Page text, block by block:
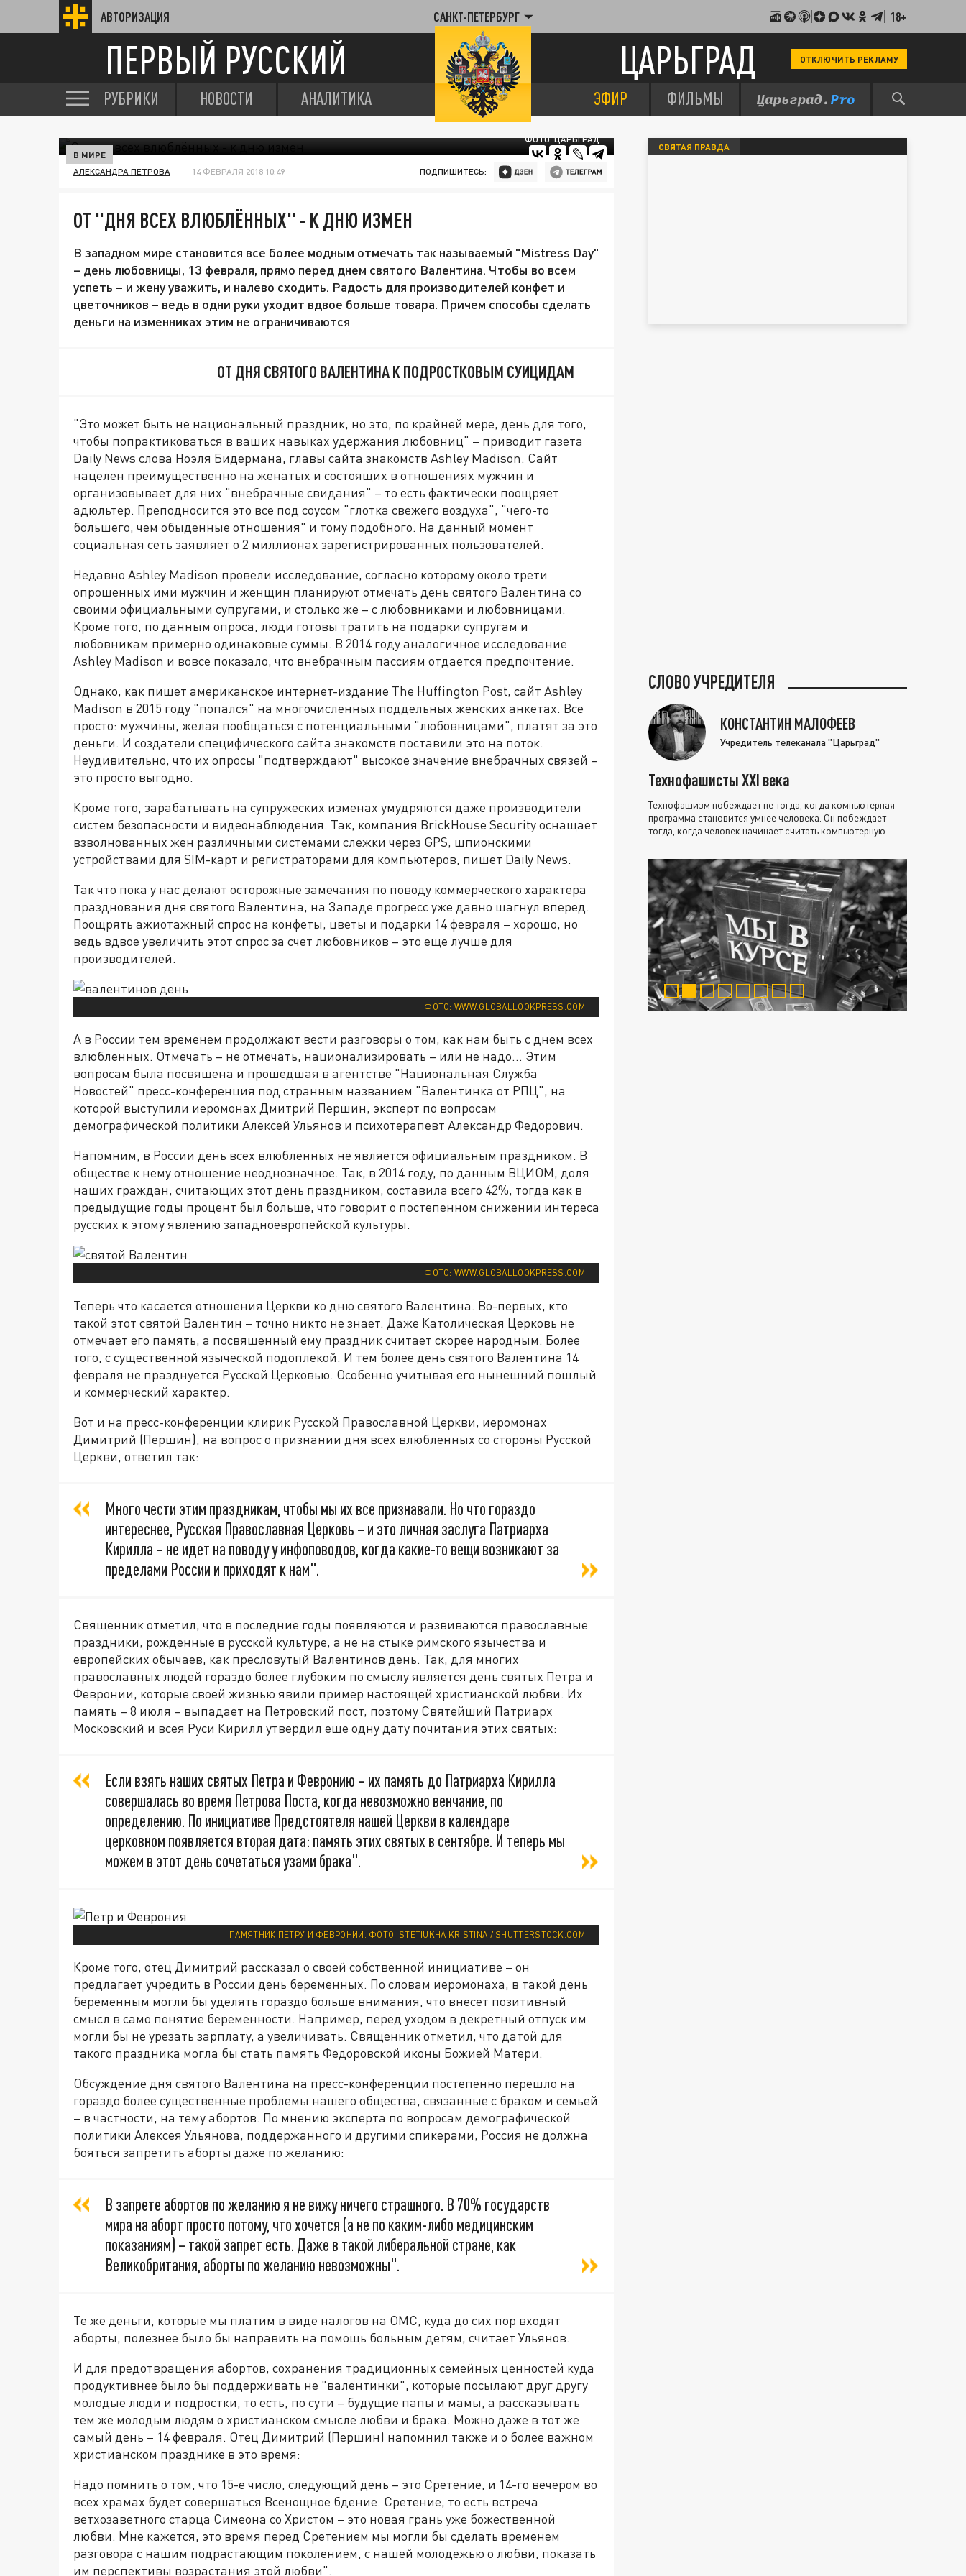
АВТОРИЗАЦИЯ САНКТ-ПЕТЕРБУРГ 18+
ПЕРВЫЙ РУССКИЙ ЦАРЬГРАД ОТКЛЮЧИТЬ РЕКЛАМУ
РУБРИКИ НОВОСТИ АНАЛИТИКА ЭФИР ФИЛЬМЫ
ФОТО: ЦАРЬГРАД
В МИРЕ
АЛЕКСАНДРА ПЕТРОВА 14 ФЕВРАЛЯ 2018 10:49 ПОДПИШИТЕСЬ:
ОТ "ДНЯ ВСЕХ ВЛЮБЛЁННЫХ" - К ДНЮ ИЗМЕН
В западном мире становится все более модным отмечать так называемый "Mistress Day"
– день любовницы, 13 февраля, прямо перед днем святого Валентина. Чтобы во всем
успеть – и жену уважить, и налево сходить. Радость для производителей конфет и
цветочников – ведь в одни руки уходит вдвое больше товара. Причем способы сделать
деньги на изменниках этим не ограничиваются
ОТ ДНЯ СВЯТОГО ВАЛЕНТИНА К ПОДРОСТКОВЫМ СУИЦИДАМ
"Это может быть не национальный праздник, но это, по крайней мере, день для того,
чтобы попрактиковаться в ваших навыках удержания любовниц" – приводит газета
Daily News слова Ноэля Бидермана, главы сайта знакомств Ashley Madison. Сайт
нацелен преимущественно на женатых и состоящих в отношениях мужчин и
организовывает для них "внебрачные свидания" – то есть фактически поощряет
адюльтер. Преподносится это все под соусом "глотка свежего воздуха", "чего-то
большего, чем обыденные отношения" и тому подобного. На данный момент
социальная сеть заявляет о 2 миллионах зарегистрированных пользователей.
Недавно Ashley Madison провели исследование, согласно которому около трети
опрошенных ими мужчин и женщин планируют отмечать день святого Валентина со
своими официальными супругами, и столько же – с любовниками и любовницами.
Кроме того, по данным опроса, люди готовы тратить на подарки супругам и
любовникам примерно одинаковые суммы. В 2014 году аналогичное исследование
Ashley Madison и вовсе показало, что внебрачным пассиям отдается предпочтение.
Однако, как пишет американское интернет-издание The Huffington Post, сайт Ashley
Madison в 2015 году "попался" на многочисленных поддельных женских анкетах. Все
просто: мужчины, желая пообщаться с потенциальными "любовницами", платят за это
деньги. И создатели специфического сайта знакомств поставили это на поток.
Неудивительно, что их опросы "подтверждают" высокое значение внебрачных связей –
это просто выгодно.
Кроме того, зарабатывать на супружеских изменах умудряются даже производители
систем безопасности и видеонаблюдения. Так, компания BrickHouse Security оснащает
взволнованных жен различными системами слежки через GPS, шпионскими
устройствами для SIM-карт и регистраторами для компьютеров, пишет Daily News.
Так что пока у нас делают осторожные замечания по поводу коммерческого характера
празднования дня святого Валентина, на Западе прогресс уже давно шагнул вперед.
Поощрять ажиотажный спрос на конфеты, цветы и подарки 14 февраля – хорошо, но
ведь вдвое увеличить этот спрос за счет любовников – это еще лучше для
производителей.
ФОТО: WWW.GLOBALLOOKPRESS.COM
А в России тем временем продолжают вести разговоры о том, как нам быть с днем всех
влюбленных. Отмечать – не отмечать, национализировать – или не надо… Этим
вопросам была посвящена и прошедшая в агентстве "Национальная Служба
Новостей" пресс-конференция под странным названием "Валентинка от РПЦ", на
которой выступили иеромонах Дмитрий Першин, эксперт по вопросам
демографической политики Алексей Ульянов и психотерапевт Александр Федорович.
Напомним, в России день всех влюбленных не является официальным праздником. В
обществе к нему отношение неоднозначное. Так, в 2014 году, по данным ВЦИОМ, доля
наших граждан, считающих этот день праздником, составила всего 42%, тогда как в
предыдущие годы процент был больше, что говорит о постепенном снижении интереса
русских к этому явлению западноевропейской культуры.
ФОТО: WWW.GLOBALLOOKPRESS.COM
Теперь что касается отношения Церкви ко дню святого Валентина. Во-первых, кто
такой этот святой Валентин – точно никто не знает. Даже Католическая Церковь не
отмечает его память, а посвященный ему праздник считает скорее народным. Более
того, с существенной языческой подоплекой. И тем более день святого Валентина 14
февраля не празднуется Русской Церковью. Особенно учитывая его нынешний пошлый
и коммерческий характер.
Вот и на пресс-конференции клирик Русской Православной Церкви, иеромонах
Димитрий (Першин), на вопрос о признании дня всех влюбленных со стороны Русской
Церкви, ответил так:
Много чести этим праздникам, чтобы мы их все признавали. Но что гораздо
интереснее, Русская Православная Церковь – и это личная заслуга Патриарха
Кирилла – не идет на поводу у инфоповодов, когда какие-то вещи возникают за
пределами России и приходят к нам".
Священник отметил, что в последние годы появляются и развиваются православные
праздники, рожденные в русской культуре, а не на стыке римского язычества и
европейских обычаев, как пресловутый Валентинов день. Так, для многих
православных людей гораздо более глубоким по смыслу является день святых Петра и
Февронии, которые своей жизнью явили пример настоящей христианской любви. Их
память – 8 июля – выпадает на Петровский пост, поэтому Святейший Патриарх
Московский и всея Руси Кирилл утвердил еще одну дату почитания этих святых:
Если взять наших святых Петра и Февронию – их память до Патриарха Кирилла
совершалась во время Петрова Поста, когда невозможно венчание, по
определению. По инициативе Предстоятеля нашей Церкви в календаре
церковном появляется вторая дата: память этих святых в сентябре. И теперь мы
можем в этот день сочетаться узами брака".
ПАМЯТНИК ПЕТРУ И ФЕВРОНИИ. ФОТО: STETIUKHA KRISTINA / SHUTTERSTOCK.COM
Кроме того, отец Димитрий рассказал о своей собственной инициативе – он
предлагает учредить в России день беременных. По словам иеромонаха, в такой день
беременным могли бы уделять гораздо больше внимания, что внесет позитивный
смысл в само понятие беременности. Например, перед уходом в декретный отпуск им
могли бы не урезать зарплату, а увеличивать. Священник отметил, что датой для
такого праздника могла бы стать память Федоровской иконы Божией Матери.
Обсуждение дня святого Валентина на пресс-конференции постепенно перешло на
гораздо более существенные проблемы нашего общества, связанные с браком и семьей
– в частности, на тему абортов. По мнению эксперта по вопросам демографической
политики Алексея Ульянова, поддержанного и другими спикерами, Россия не должна
бояться запретить аборты даже по желанию:
В запрете абортов по желанию я не вижу ничего страшного. В 70% государств
мира на аборт просто потому, что хочется (а не по каким-либо медицинским
показаниям) – такой запрет есть. Даже в такой либеральной стране, как
Великобритания, аборты по желанию невозможны".
Те же деньги, которые мы платим в виде налогов на ОМС, куда до сих пор входят
аборты, полезнее было бы направить на помощь больным детям, считает Ульянов.
И для предотвращения абортов, сохранения традиционных семейных ценностей куда
продуктивнее было бы поддерживать не "валентинки", которые посылают друг другу
молодые люди и подростки, то есть, по сути – будущие папы и мамы, а рассказывать
тем же молодым людям о христианском смысле любви и брака. Можно даже в тот же
самый день – 14 февраля. Отец Димитрий (Першин) напомнил также и о более важном
христианском празднике в это время:
Надо помнить о том, что 15-е число, следующий день – это Сретение, и 14-го вечером во
всех храмах будет совершаться Всенощное бдение. Сретение, то есть встреча
ветхозаветного старца Симеона со Христом – это новая грань уже божественной
любви. Мне кажется, это время перед Сретением мы могли бы сделать временем
разговора с нашим подрастающим поколением, с нашей молодежью о любви, показать
им перспективы возрастания этой любви".
СВЯТАЯ ПРАВДА
СЛОВО УЧРЕДИТЕЛЯ
КОНСТАНТИН МАЛОФЕЕВ
Учредитель телеканала "Царьград"
Технофашисты XXI века
Технофашизм побеждает не тогда, когда компьютерная
программа становится умнее человека. Он побеждает
тогда, когда человек начинает считать компьютерную